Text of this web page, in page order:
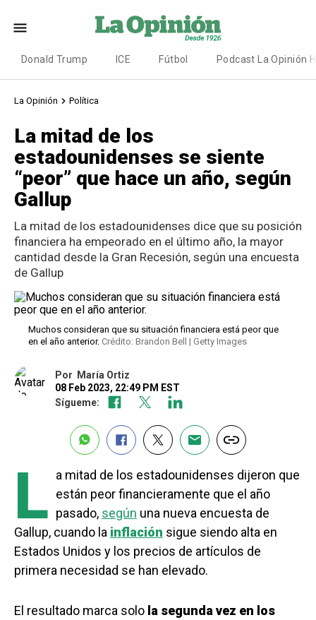
Donald Trump ICE Fútbol Podcast La Opinión
La Opinión Política
La mitad de los
estadounidenses se siente
“peor” que hace un año, según
Gallup
La mitad de los estadounidenses dice que su posición
financiera ha empeorado en el último año, la mayor
cantidad desde la Gran Recesión, según una encuesta
de Gallup
Muchos consideran que su situación financiera está peor que
en el año anterior. Crédito: Brandon Bell | Getty Images
Por
María Ortiz
08 Feb 2023, 22:49 PM EST
Sígueme:
L a mitad de los estadounidenses dijeron que
están peor financieramente que el año
pasado, según una nueva encuesta de
Gallup, cuando la inflación sigue siendo alta en
Estados Unidos y los precios de artículos de
primera necesidad se han elevado.
El resultado marca solo la segunda vez en los